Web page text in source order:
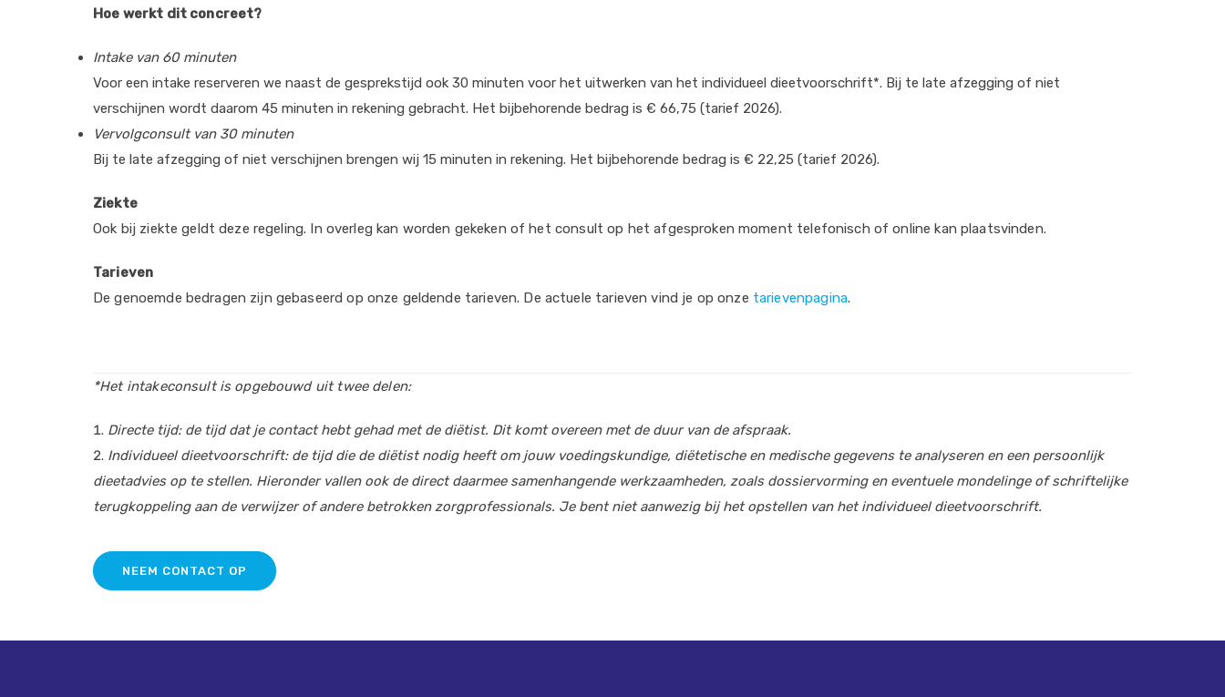
Hoe werkt dit concreet?
Intake van 60 minuten
Voor een intake reserveren we naast de gesprekstijd ook 30 minuten voor het uitwerken van het individueel dieetvoorschrift*. Bij te late afzegging of niet
verschijnen wordt daarom 45 minuten in rekening gebracht. Het bijbehorende bedrag is € 66,75 (tarief 2026).
Vervolgconsult van 30 minuten
Bij te late afzegging of niet verschijnen brengen wij 15 minuten in rekening. Het bijbehorende bedrag is € 22,25 (tarief 2026).
Ziekte
Ook bij ziekte geldt deze regeling. In overleg kan worden gekeken of het consult op het afgesproken moment telefonisch of online kan plaatsvinden.
Tarieven
De genoemde bedragen zijn gebaseerd op onze geldende tarieven. De actuele tarieven vind je op onze tarievenpagina.
*Het intakeconsult is opgebouwd uit twee delen:
Directe tijd: de tijd dat je contact hebt gehad met de diëtist. Dit komt overeen met de duur van de afspraak.
Individueel dieetvoorschrift: de tijd die de diëtist nodig heeft om jouw voedingskundige, diëtetische en medische gegevens te analyseren en een persoonlijk
dieetadvies op te stellen. Hieronder vallen ook de direct daarmee samenhangende werkzaamheden, zoals dossiervorming en eventuele mondelinge of schriftelijke
terugkoppeling aan de verwijzer of andere betrokken zorgprofessionals. Je bent niet aanwezig bij het opstellen van het individueel dieetvoorschrift.
NEEM CONTACT OP